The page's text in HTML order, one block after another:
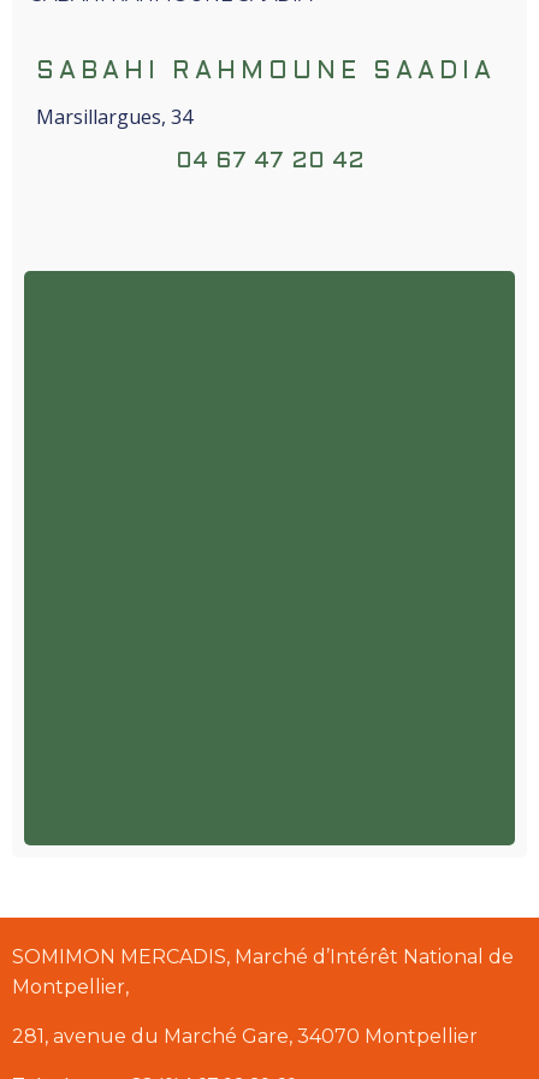
SABAHI RAHMOUNE SAADIA
Marsillargues, 34
04 67 47 20 42
SOMIMON MERCADIS, Marché d’Intérêt National de
Montpellier,
281, avenue du Marché Gare, 34070 Montpellier